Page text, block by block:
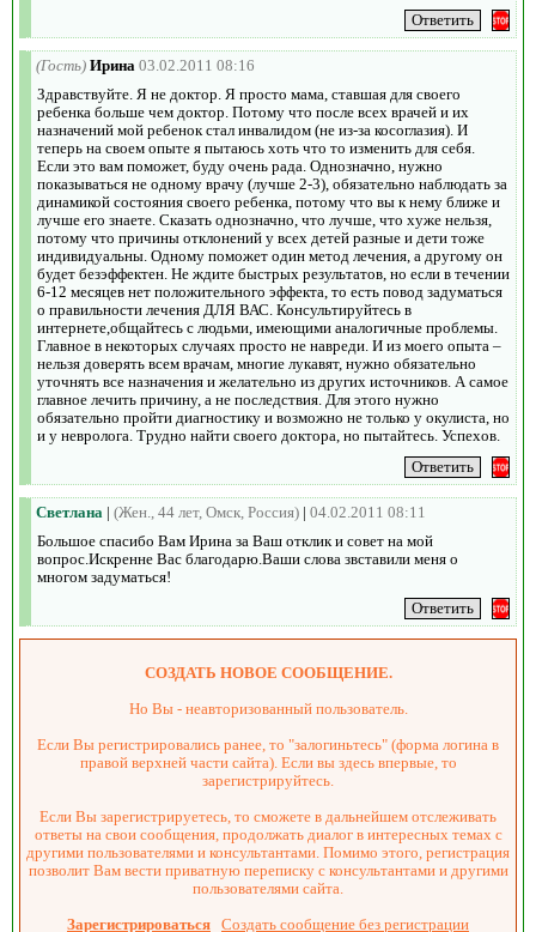
(Гость) Ирина 03.02.2011 08:16
Здравствуйте. Я не доктор. Я просто мама, ставшая для своего
ребенка больше чем доктор. Потому что после всех врачей и их
назначений мой ребенок стал инвалидом (не из-за косоглазия). И
теперь на своем опыте я пытаюсь хоть что то изменить для себя.
Если это вам поможет, буду очень рада. Однозначно, нужно
показываться не одному врачу (лучше 2-3), обязательно наблюдать за
динамикой состояния своего ребенка, потому что вы к нему ближе и
лучше его знаете. Сказать однозначно, что лучше, что хуже нельзя,
потому что причины отклонений у всех детей разные и дети тоже
индивидуальны. Одному поможет один метод лечения, а другому он
будет безэффектен. Не ждите быстрых результатов, но если в течении
6-12 месяцев нет положительного эффекта, то есть повод задуматься
о правильности лечения ДЛЯ ВАС. Консультируйтесь в
интернете,общайтесь с людьми, имеющими аналогичные проблемы.
Главное в некоторых случаях просто не навреди. И из моего опыта –
нельзя доверять всем врачам, многие лукавят, нужно обязательно
уточнять все назначения и желательно из других источников. А самое
главное лечить причину, а не последствия. Для этого нужно
обязательно пройти диагностику и возможно не только у окулиста, но
и у невролога. Трудно найти своего доктора, но пытайтесь. Успехов.
Светлана | (Жен., 44 лет, Омск, Россия) | 04.02.2011 08:11
Большое спасибо Вам Ирина за Ваш отклик и совет на мой
вопрос.Искренне Вас благодарю.Ваши слова звставили меня о
многом задуматься!
СОЗДАТЬ НОВОЕ СООБЩЕНИЕ.
Но Вы - неавторизованный пользователь.
Если Вы регистрировались ранее, то "залогиньтесь" (форма логина в
правой верхней части сайта). Если вы здесь впервые, то
зарегистрируйтесь.
Если Вы зарегистрируетесь, то сможете в дальнейшем отслеживать
ответы на свои сообщения, продолжать диалог в интересных темах с
другими пользователями и консультантами. Помимо этого, регистрация
позволит Вам вести приватную переписку с консультантами и другими
пользователями сайта.
Зарегистрироваться Создать сообщение без регистрации